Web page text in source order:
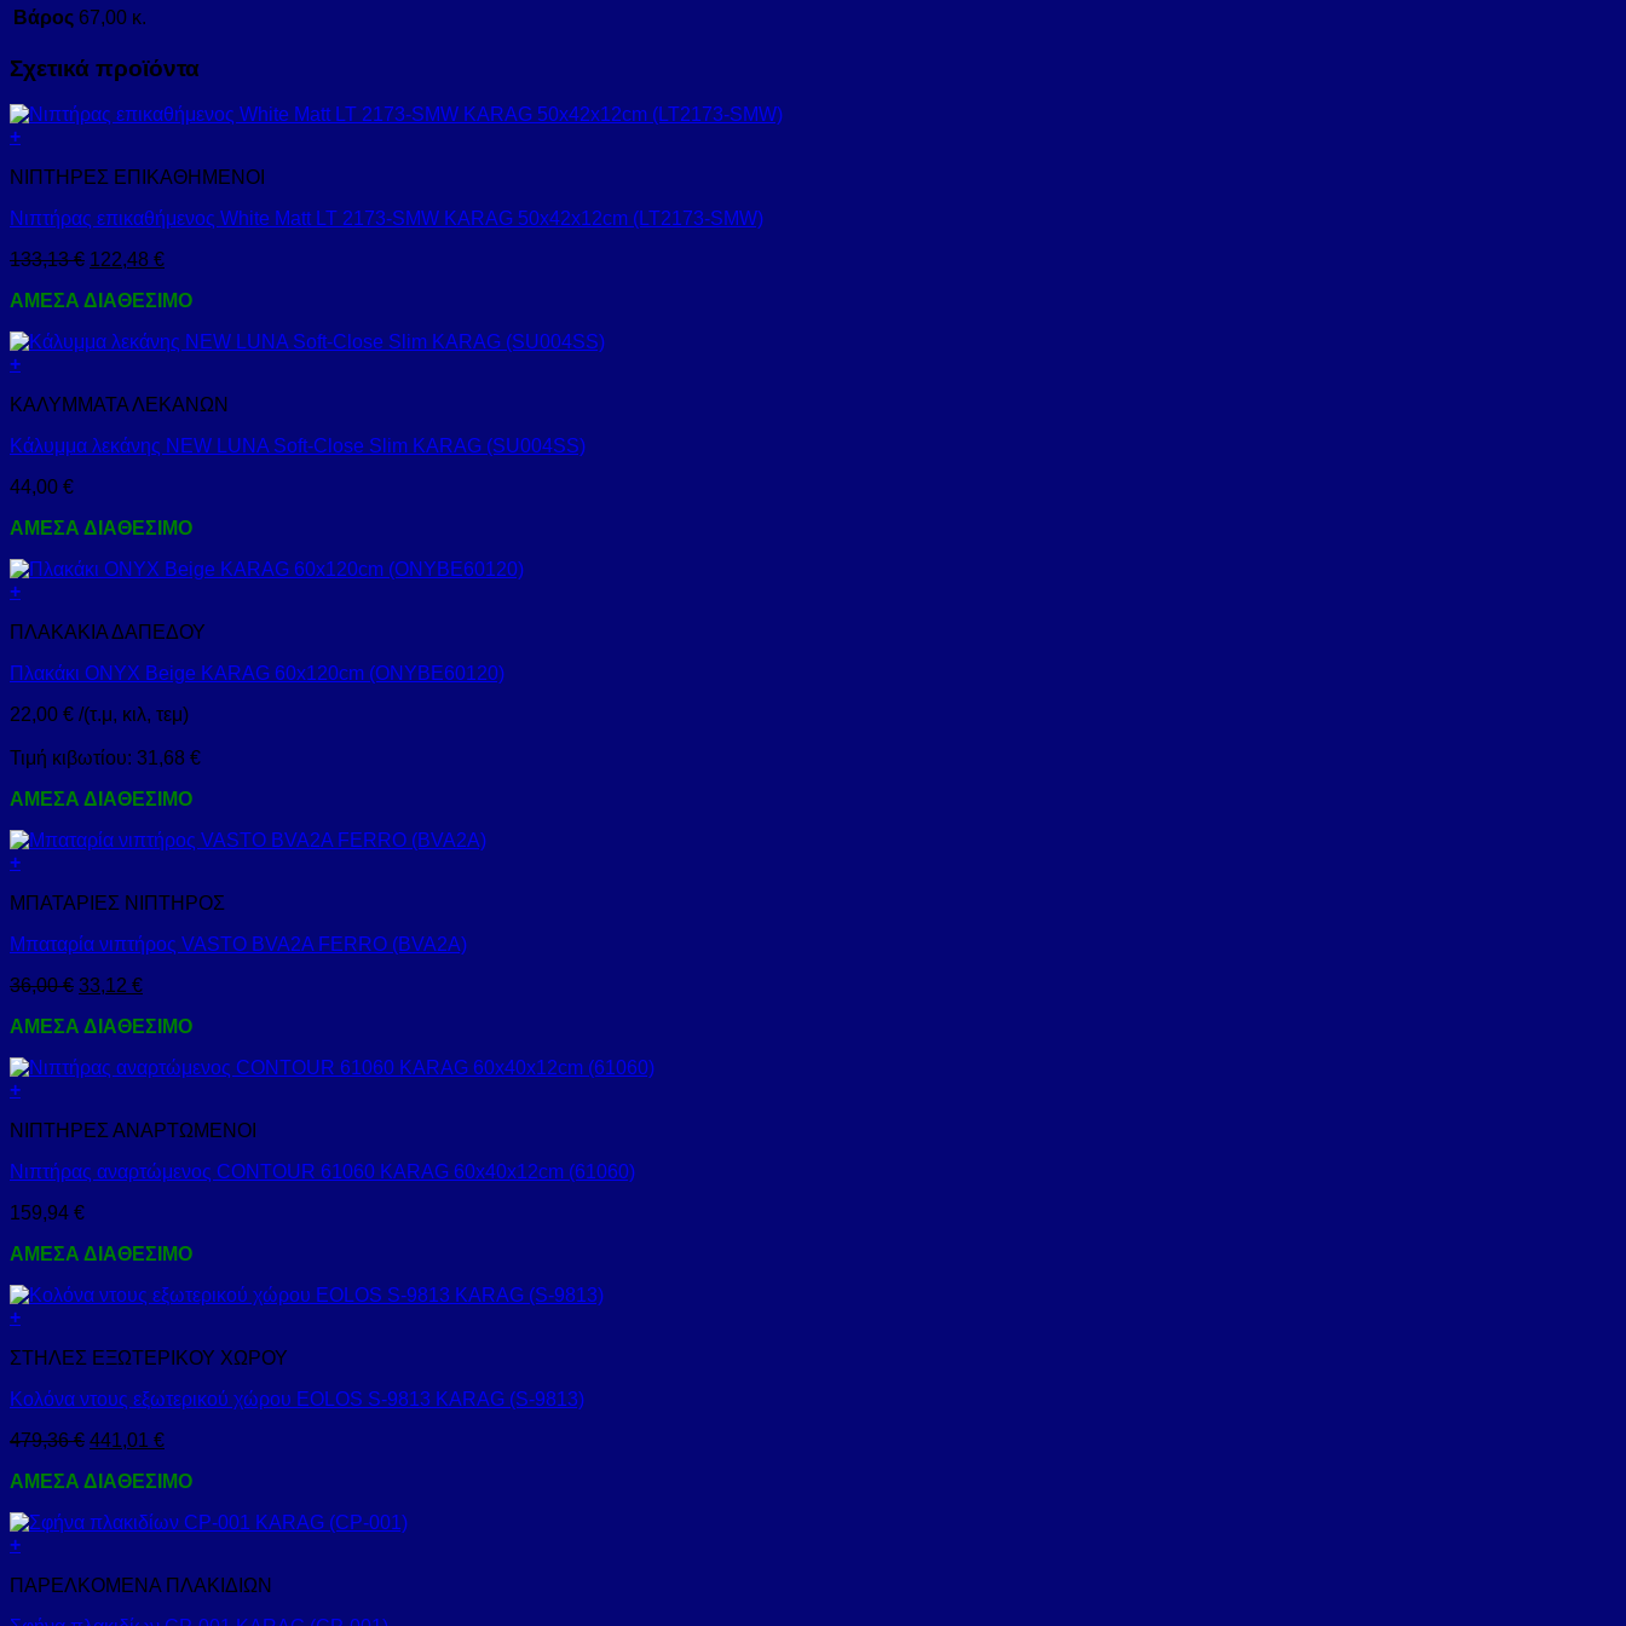
Βάρος 67,00 κ.
Σχετικά προϊόντα
+
ΝΙΠΤΗΡΕΣ ΕΠΙΚΑΘΗΜΕΝΟΙ
Νιπτήρας επικαθήμενος White Matt LT 2173-SMW KARAG 50x42x12cm (LT2173-SMW)
133,13€ 122,48 €
ΑΜΕΣΑ ΔΙΑΘΕΣΙΜΟ
+
ΚΑΛΥΜΜΑΤΑ ΛΕΚΑΝΩΝ
Κάλυμμα λεκάνης NEW LUNA Soft-Close Slim KARAG (SU004SS)
44,00 €
ΑΜΕΣΑ ΔΙΑΘΕΣΙΜΟ
+
ΠΛΑΚΑΚΙΑ ΔΑΠΕΔΟΥ
Πλακάκι ONYX Beige KARAG 60x120cm (ONYBE60120)
22,00 € /(τ.μ, κιλ, τεμ)
Τιμή κιβωτίου: 31,68 €
ΑΜΕΣΑ ΔΙΑΘΕΣΙΜΟ
+
ΜΠΑΤΑΡΙΕΣ ΝΙΠΤΗΡΟΣ
Μπαταρία νιπτήρος VASTO BVA2A FERRO (BVA2A)
36,00€ 33,12 €
ΑΜΕΣΑ ΔΙΑΘΕΣΙΜΟ
+
ΝΙΠΤΗΡΕΣ ΑΝΑΡΤΩΜΕΝΟΙ
Νιπτήρας αναρτώμενος CONTOUR 61060 KARAG 60x40x12cm (61060)
159,94 €
ΑΜΕΣΑ ΔΙΑΘΕΣΙΜΟ
+
ΣΤΗΛΕΣ ΕΞΩΤΕΡΙΚΟΥ ΧΩΡΟΥ
Κολόνα ντους εξωτερικού χώρου EOLOS S-9813 KARAG (S-9813)
479,36€ 441,01 €
ΑΜΕΣΑ ΔΙΑΘΕΣΙΜΟ
+
ΠΑΡΕΛΚΟΜΕΝΑ ΠΛΑΚΙΔΙΩΝ